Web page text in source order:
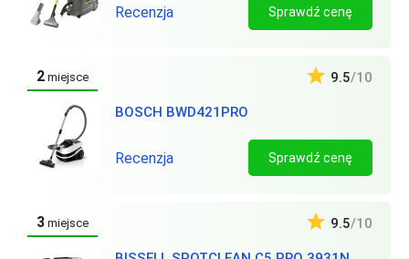
Recenzja Sprawdź cenę
2 miejsce
BOSCH BWD421PRO
9.5/10
Recenzja Sprawdź cenę
3 miejsce 9.5/10